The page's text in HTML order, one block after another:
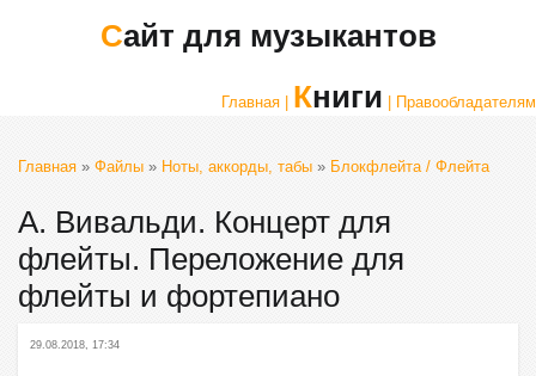
Сайт для музыкантов
Главная | Книги | Правообладателям
Главная » Файлы » Ноты, аккорды, табы » Блокфлейта / Флейта
А. Вивальди. Концерт для
флейты. Переложение для
флейты и фортепиано
29.08.2018, 17:34